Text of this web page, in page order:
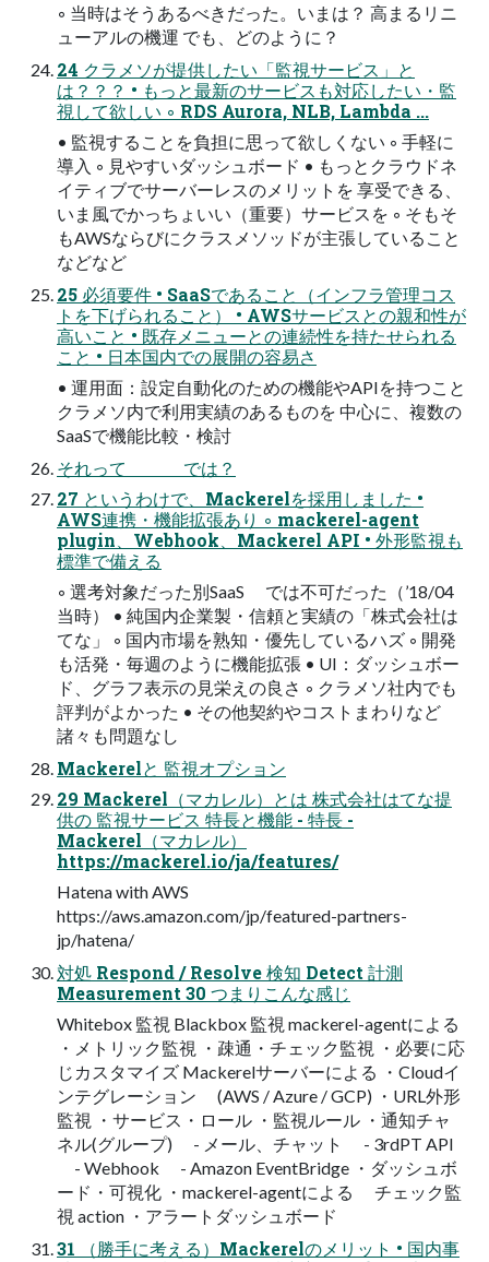
◦ 当時はそうあるべきだった。いまは？ 高まるリニ
ューアルの機運 でも、どのように？
24 クラメソが提供したい「監視サービス」と
は？？？ • もっと最新のサービスも対応したい・監
視して欲しい ◦ RDS Aurora, NLB, Lambda ...
• 監視することを負担に思って欲しくない ◦ 手軽に
導入 ◦ 見やすいダッシュボード • もっとクラウドネ
イティブでサーバーレスのメリットを 享受できる、
いま風でかっちょいい（重要）サービスを ◦ そもそ
もAWSならびにクラスメソッドが主張していること
などなど
25 必須要件 • SaaSであること（インフラ管理コス
トを下げられること） • AWSサービスとの親和性が
高いこと • 既存メニューとの連続性を持たせられる
こと • 日本国内での展開の容易さ
• 運用面：設定自動化のための機能やAPIを持つこと
クラメソ内で利用実績のあるものを 中心に、複数の
SaaSで機能比較・検討
それって では？
27 というわけで、Mackerelを採用しました •
AWS連携・機能拡張あり ◦ mackerel-agent
plugin、Webhook、Mackerel API • 外形監視も
標準で備える
◦ 選考対象だった別SaaS では不可だった（’18/04
当時） • 純国内企業製・信頼と実績の「株式会社は
てな」 ◦ 国内市場を熟知・優先しているハズ ◦ 開発
も活発・毎週のように機能拡張 • UI：ダッシュボー
ド、グラフ表示の見栄えの良さ ◦ クラメソ社内でも
評判がよかった • その他契約やコストまわりなど
諸々も問題なし
Mackerelと 監視オプション
29 Mackerel（マカレル）とは 株式会社はてな提
供の 監視サービス 特長と機能 - 特長 -
Mackerel（マカレル）
https://mackerel.io/ja/features/
Hatena with AWS
https://aws.amazon.com/jp/featured-partners-
jp/hatena/
対処 Respond / Resolve 検知 Detect 計測
Measurement 30 つまりこんな感じ
Whitebox 監視 Blackbox 監視 mackerel-agentによる
・メトリック監視 ・疎通・チェック監視 ・必要に応
じカスタマイズ Mackerelサーバーによる ・Cloudイ
ンテグレーション (AWS / Azure / GCP) ・URL外形
監視 ・サービス・ロール ・監視ルール ・通知チャ
ネル(グループ) - メール、チャット - 3rdPT API
- Webhook - Amazon EventBridge ・ダッシュボ
ード・可視化 ・mackerel-agentによる チェック監
視 action ・アラートダッシュボード
31 （勝手に考える）Mackerelのメリット • 国内事